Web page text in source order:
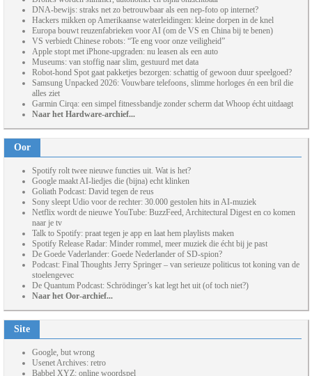
DNA-bewijs: straks net zo betrouwbaar als een nep-foto op internet?
Hackers mikken op Amerikaanse waterleidingen: kleine dorpen in de knel
Europa bouwt reuzenfabrieken voor AI (om de VS en China bij te benen)
VS verbiedt Chinese robots: “Te eng voor onze veiligheid”
Apple stopt met iPhone-upgraden: nu leasen als een auto
Museums: van stoffig naar slim, gestuurd met data
Robot-hond Spot gaat pakketjes bezorgen: schattig of gewoon duur speelgoed?
Samsung Unpacked 2026: Vouwbare telefoons, slimme horloges én een bril die
alles ziet
Garmin Cirqa: een simpel fitnessbandje zonder scherm dat Whoop écht uitdaagt
Naar het Hardware-archief...
Oor
Spotify rolt twee nieuwe functies uit. Wat is het?
Google maakt AI-liedjes die (bijna) echt klinken
Goliath Podcast: David tegen de reus
Sony sleept Udio voor de rechter: 30.000 gestolen hits in AI-muziek
Netflix wordt de nieuwe YouTube: BuzzFeed, Architectural Digest en co komen
naar je tv
Talk to Spotify: praat tegen je app en laat hem playlists maken
Spotify Release Radar: Minder rommel, meer muziek die écht bij je past
De Goede Vaderlander: Goede Nederlander of SD-spion?
Podcast: Final Thoughts Jerry Springer – van serieuze politicus tot koning van de
stoelengevec
De Quantum Podcast: Schrödinger’s kat legt het uit (of toch niet?)
Naar het Oor-archief...
Site
Google, but wrong
Usenet Archives: retro
Babbel XYZ: online woordspel